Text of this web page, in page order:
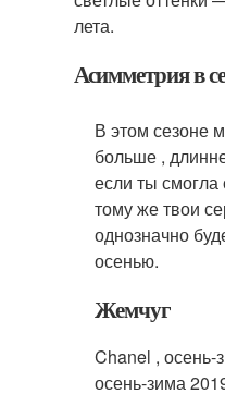
лета.
Асимметрия в
В этом сезоне
больше ,
если ты смогла
тому же твои
однозначно
осенью.
Жемчуг
Chanel , осень-
осень-зима